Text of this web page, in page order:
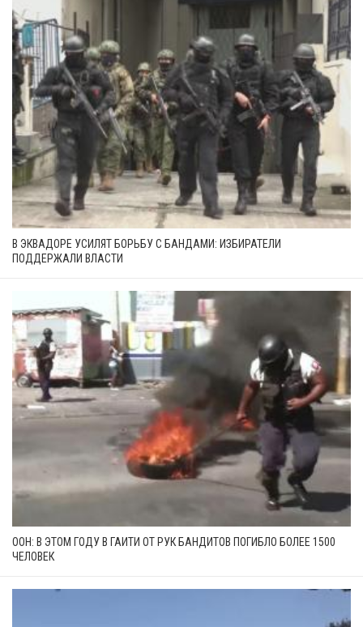
В ЭКВАДОРЕ УСИЛЯТ БОРЬБУ С БАНДАМИ: ИЗБИРАТЕЛИ
ПОДДЕРЖАЛИ ВЛАСТИ
ООН: В ЭТОМ ГОДУ В ГАИТИ ОТ РУК БАНДИТОВ ПОГИБЛО БОЛЕЕ 1500
ЧЕЛОВЕК